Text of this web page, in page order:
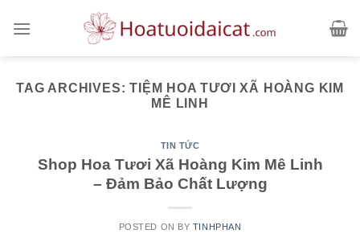
TAG ARCHIVES:TIỆM HOA TƯƠI XÃ HOÀNG KIM
MÊ LINH
TIN TỨC
Shop Hoa Tươi Xã Hoàng Kim Mê Linh
– Đảm Bảo Chất Lượng
POSTED ON BY TINHPHAN